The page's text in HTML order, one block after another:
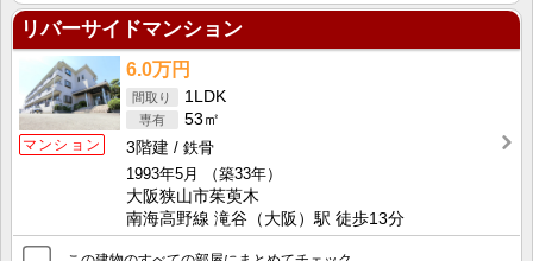
リバーサイドマンション
マンション
6.0万円
1LDK
53㎡
3階建
鉄骨
1993年5月
（築33年）
大阪狭山市茱萸木
南海高野線 滝谷（大阪）駅 徒歩13分